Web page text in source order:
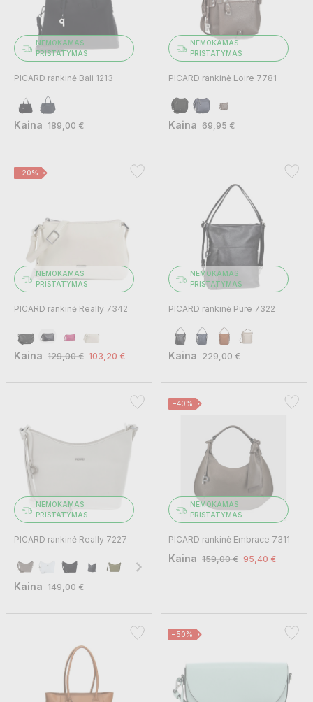
NEMOKAMAS
PRISTATYMAS
PICARD rankinė Bali 1213
Kaina 189,00 €
NEMOKAMAS
PRISTATYMAS
PICARD rankinė Loire 7781
Kaina 69,95 €
−20%
NEMOKAMAS
PRISTATYMAS
PICARD rankinė Really 7342
Kaina 129,00 € 103,20 €
NEMOKAMAS
PRISTATYMAS
PICARD rankinė Pure 7322
Kaina 229,00 €
NEMOKAMAS
PRISTATYMAS
PICARD rankinė Really 7227
Kaina 149,00 €
−40%
NEMOKAMAS
PRISTATYMAS
PICARD rankinė Embrace 7311
Kaina 159,00 € 95,40 €
−50%